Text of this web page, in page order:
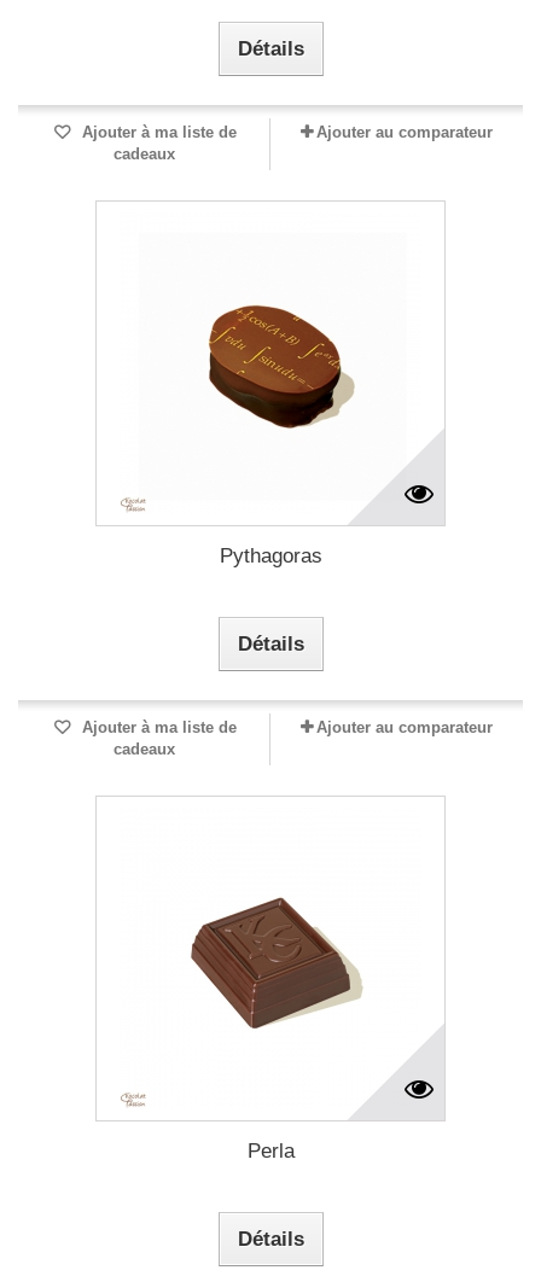
Détails
Ajouter à ma liste de
cadeaux
Ajouter au comparateur
Pythagoras
Détails
Ajouter à ma liste de
cadeaux
Ajouter au comparateur
Perla
Détails